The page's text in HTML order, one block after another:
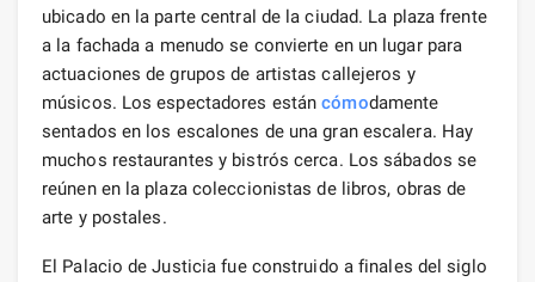
ubicado en la parte central de la ciudad. La plaza frente
a la fachada a menudo se convierte en un lugar para
actuaciones de grupos de artistas callejeros y
músicos. Los espectadores estáncómodamente
sentados en los escalones de una gran escalera. Hay
muchos restaurantes y bistrós cerca. Los sábados se
reúnen en la plaza coleccionistas de libros, obras de
arte y postales.
El Palacio de Justicia fue construido a finales del siglo